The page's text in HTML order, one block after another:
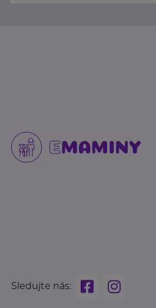
Sledujte nás: